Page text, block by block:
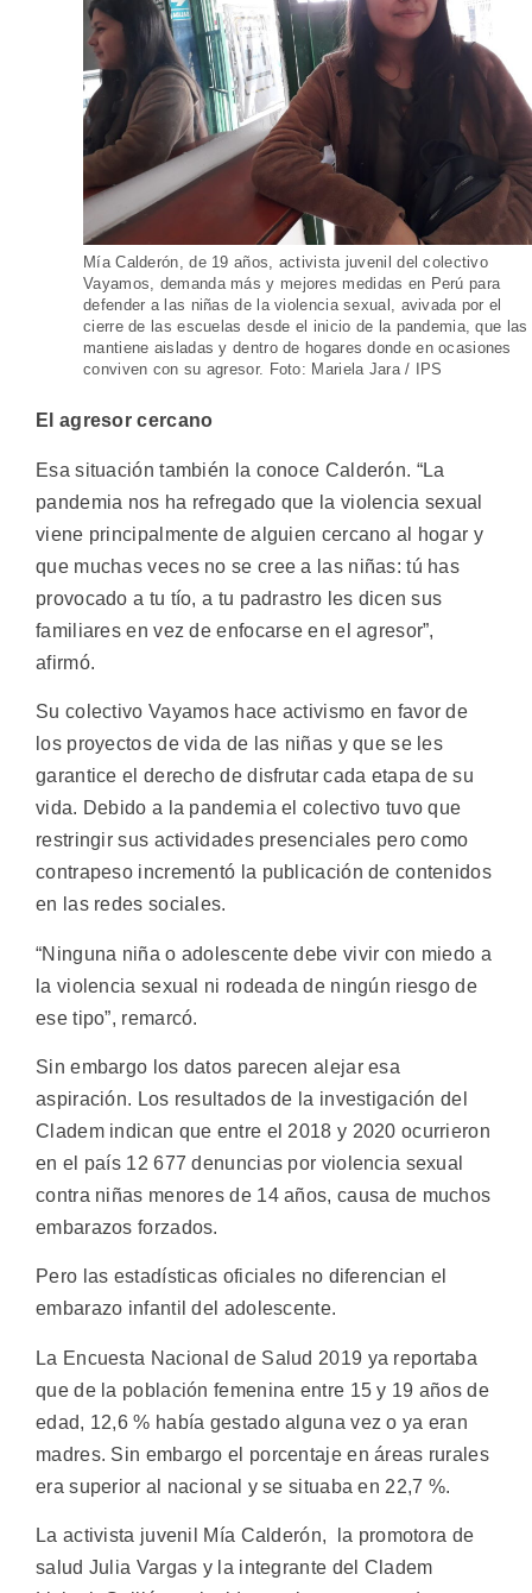
Mía Calderón, de 19 años, activista juvenil del colectivo
Vayamos, demanda más y mejores medidas en Perú para
defender a las niñas de la violencia sexual, avivada por el
cierre de las escuelas desde el inicio de la pandemia, que las
mantiene aisladas y dentro de hogares donde en ocasiones
conviven con su agresor. Foto: Mariela Jara / IPS
El agresor cercano
Esa situación también la conoce Calderón. “La
pandemia nos ha refregado que la violencia sexual
viene principalmente de alguien cercano al hogar y
que muchas veces no se cree a las niñas: tú has
provocado a tu tío, a tu padrastro les dicen sus
familiares en vez de enfocarse en el agresor”,
afirmó.
Su colectivo Vayamos hace activismo en favor de
los proyectos de vida de las niñas y que se les
garantice el derecho de disfrutar cada etapa de su
vida. Debido a la pandemia el colectivo tuvo que
restringir sus actividades presenciales pero como
contrapeso incrementó la publicación de contenidos
en las redes sociales.
“Ninguna niña o adolescente debe vivir con miedo a
la violencia sexual ni rodeada de ningún riesgo de
ese tipo”, remarcó.
Sin embargo los datos parecen alejar esa
aspiración. Los resultados de la investigación del
Cladem indican que entre el 2018 y 2020 ocurrieron
en el país 12 677 denuncias por violencia sexual
contra niñas menores de 14 años, causa de muchos
embarazos forzados.
Pero las estadísticas oficiales no diferencian el
embarazo infantil del adolescente.
La Encuesta Nacional de Salud 2019 ya reportaba
que de la población femenina entre 15 y 19 años de
edad, 12,6 % había gestado alguna vez o ya eran
madres. Sin embargo el porcentaje en áreas rurales
era superior al nacional y se situaba en 22,7 %.
La activista juvenil Mía Calderón, la promotora de
salud Julia Vargas y la integrante del Cladem